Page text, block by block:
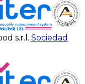
s.r.l. Sociedad